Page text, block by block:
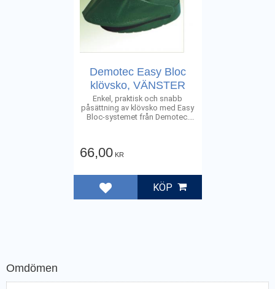
Omdömen
Demotec Easy Bloc
klövsko, VÄNSTER
Enkel, praktisk och snabb
påsättning av klövsko med Easy
Bloc-systemet från Demotec.
66,00KR
Lägg till i favoriter
KÖP